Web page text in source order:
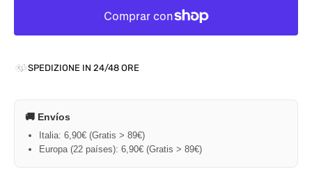
SPEDIZIONE IN 24/48 ORE
🚚 Envíos
Italia: 6,90€ (Gratis > 89€)
Europa (22 países): 6,90€ (Gratis > 89€)